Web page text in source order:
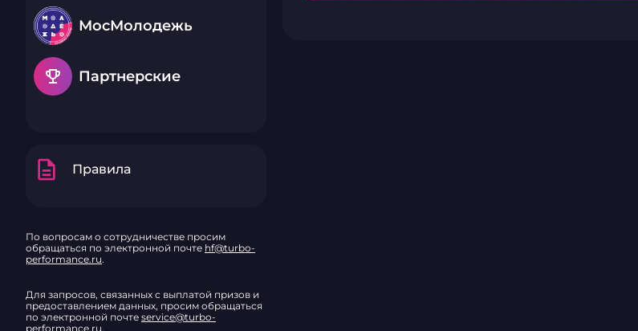
МосМолодежь
emoji_events Партнерские
description Правила
По вопросам о сотрудничестве просим
обращаться по электронной почте hf@turbo-
performance.ru.
Для запросов, связанных с выплатой призов и
предоставлением данных, просим обращаться
по электронной почте service@turbo-
performance.ru.